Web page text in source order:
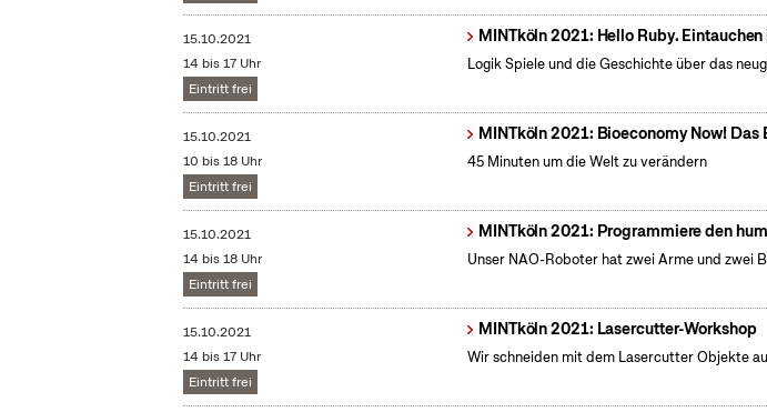
15.10.2021
14 bis 17 Uhr
Eintritt frei
MINTköln 2021: Hello Ruby.
Logik Spiele und die Geschichte über das
15.10.2021
10 bis 18 Uhr
Eintritt frei
MINTköln 2021: Bioeconomy Now! Das
45 Minuten um die Welt zu verändern
15.10.2021
14 bis 18 Uhr
Eintritt frei
MINTköln 2021: Programmiere den
Unser NAO-Roboter hat zwei Arme und zwei
15.10.2021
14 bis 17 Uhr
Eintritt frei
MINTköln 2021: Lasercutter-Workshop
Wir schneiden mit dem Lasercutter Objekte